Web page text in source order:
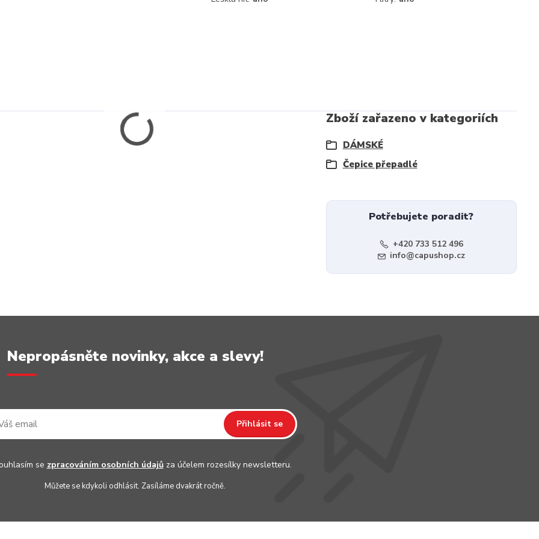
Zboží zařazeno v kategoriích
DÁMSKÉ
Čepice přepadlé
Potřebujete poradit?
+420 733 512 496
info@capushop.cz
Nepropásněte novinky, akce a slevy!
Přihlásit se
se zpracováním osobních údajůza účelem rozesílky newsletteru.
Můžete se kdykoli odhlásit. Zasíláme dvakrát ročně.